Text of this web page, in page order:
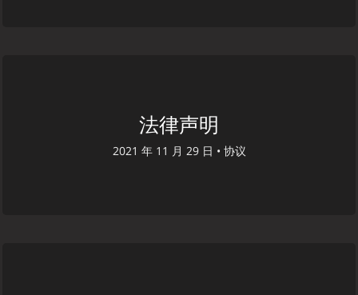
法律声明
2021 年 11 月 29 日 • 协议